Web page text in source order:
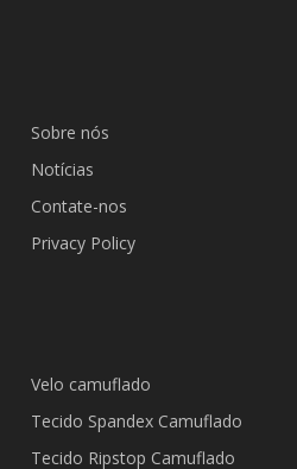
Sobre nós
Notícias
Contate-nos
Privacy Policy
Velo camuflado
Tecido Spandex Camuflado
Tecido Ripstop Camuflado